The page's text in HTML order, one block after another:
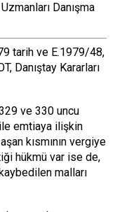
Danışma
tarih ve E.1979/48,
Danıştay Kararları
ve 330 uncu
emtiaya ilişkin
kısmının vergiye
hükmü var ise de,
malları